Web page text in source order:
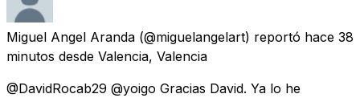
Miguel Angel Aranda (@miguelangelart) reportó hace 38
minutos desde Valencia, Valencia
@DavidRocab29 @yoigo Gracias David. Ya lo he